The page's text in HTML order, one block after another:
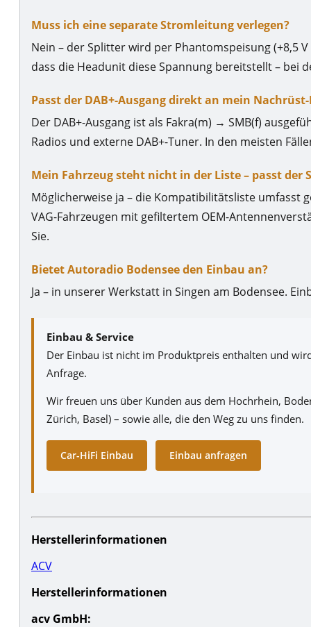
Muss ich eine separate Stromleitung verlegen?
Nein – der Splitter wird per Phantomspeisung (+8,5
dass die Headunit diese Spannung bereitstellt – bei
Passt der DAB+-Ausgang direkt an mein
Der DAB+-Ausgang ist als Fakra(m) → SMB(f)
Radios und externe DAB+-Tuner. In den meisten
Mein Fahrzeug steht nicht in der Liste – passt der
Möglicherweise ja – die Kompatibilitätsliste umfasst
VAG-Fahrzeugen mit gefiltertem OEM-
Sie.
Bietet Autoradio Bodensee den Einbau an?
Ja – in unserer Werkstatt in Singen am Bodensee.
Einbau & Service
Der Einbau ist nicht im Produktpreis enthalten und
Anfrage.
Wir freuen uns über Kunden aus dem Hochrhein,
Zürich, Basel) – sowie alle, die den Weg zu uns finden.
Car-HiFi Einbau Einbau anfragen
Herstellerinformationen
ACV
Herstellerinformationen
acv GmbH: